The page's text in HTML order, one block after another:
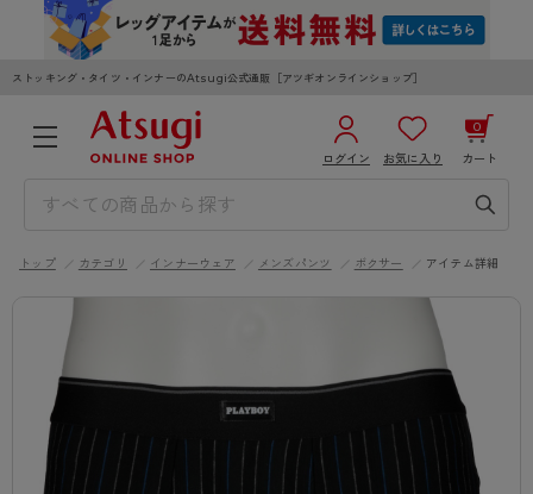
ストッキング・タイツ・インナーのAtsugi公式通販［アツギオンラインショップ］
ログイン お気に入り カート
0
カートを見る
3,980円以上のご購入で送料無料
WOMEN MEN KIDS
トップ カテゴリ インナーウェア メンズパンツ ボクサー アイテム詳細